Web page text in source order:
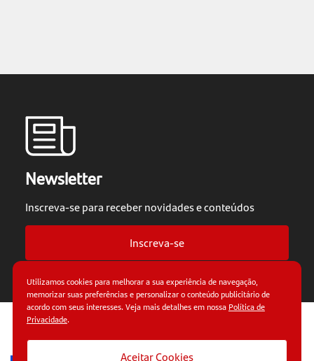
Newsletter
Inscreva-se para receber novidades e conteúdos
Inscreva-se
privacidade.
Utilizamos cookies para melhorar a sua experiência de navegação,
memorizar suas preferências e personalizar o conteúdo publicitário de
acordo com seus interesses. Veja mais detalhes em nossa Política de
Privacidade.
Aceitar Cookies